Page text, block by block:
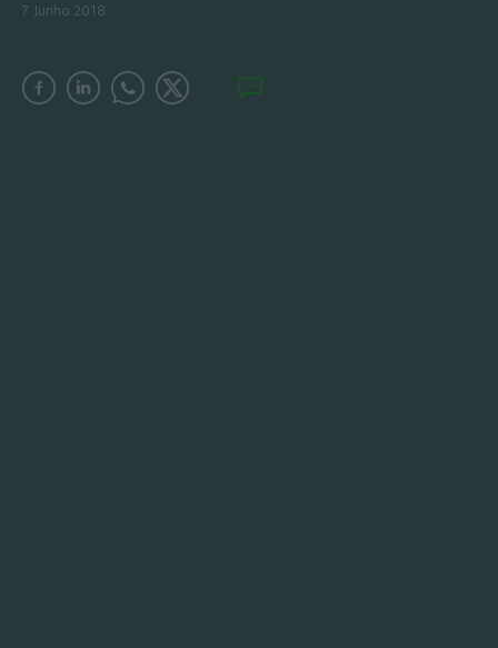
7 Junho 2018